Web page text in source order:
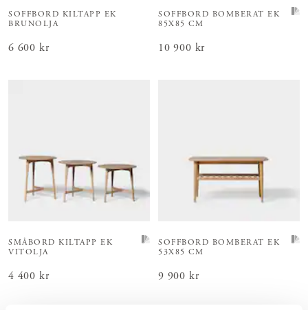
SOFFBORD KILTAPP EK
BRUNOLJA
Pris:6 600 kr
6 600 kr
SOFFBORD BOMBERAT EK
85X85 CM
Pris:10 900 kr
10 900 kr
SMÅBORD KILTAPP EK
VITOLJA
Pris:4 400 kr
4 400 kr
SOFFBORD BOMBERAT EK
53X85 CM
Pris:9 900 kr
9 900 kr